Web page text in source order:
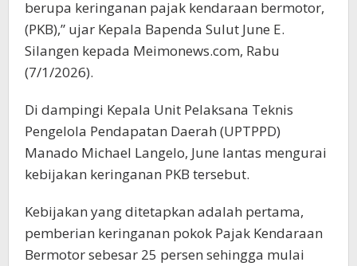
berupa keringanan pajak kendaraan bermotor,
(PKB),” ujar Kepala Bapenda Sulut June E.
Silangen kepada Meimonews.com, Rabu
(7/1/2026).
Di dampingi Kepala Unit Pelaksana Teknis
Pengelola Pendapatan Daerah (UPTPPD)
Manado Michael Langelo, June lantas mengurai
kebijakan keringanan PKB tersebut.
Kebijakan yang ditetapkan adalah pertama,
pemberian keringanan pokok Pajak Kendaraan
Bermotor sebesar 25 persen sehingga mulai